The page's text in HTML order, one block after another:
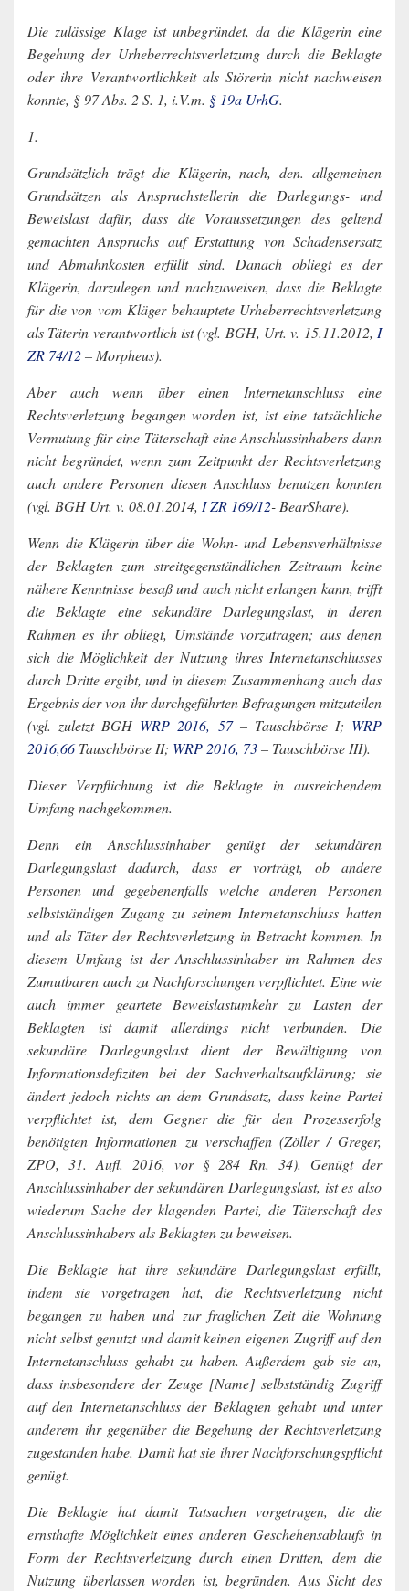
Die zulässige Klage ist unbegründet, da die Klägerin eine
Begehung der Urheberrechtsverletzung durch die Beklagte
oder ihre Verantwortlichkeit als Störerin nicht nachweisen
konnte, § 97 Abs. 2 S. 1, i.V.m. § 19a UrhG.
1.
Grundsätzlich trägt die Klägerin, nach, den. allgemeinen
Grundsätzen als Anspruchstellerin die Darlegungs- und
Beweislast dafür, dass die Voraussetzungen des geltend
gemachten Anspruchs auf Erstattung von Schadensersatz
und Abmahnkosten erfüllt sind. Danach obliegt es der
Klägerin, darzulegen und nachzuweisen, dass die Beklagte
für die von vom Kläger behauptete Urheberrechtsverletzung
als Täterin verantwortlich ist (vgl. BGH, Urt. v. 15.11.2012, I
ZR 74/12– Morpheus).
Aber auch wenn über einen Internetanschluss eine
Rechtsverletzung begangen worden ist, ist eine tatsächliche
Vermutung für eine Täterschaft eine Anschlussinhabers dann
nicht begründet, wenn zum Zeitpunkt der Rechtsverletzung
auch andere Personen diesen Anschluss benutzen konnten
(vgl. BGH Urt. v. 08.01.2014, I ZR 169/12- BearShare).
Wenn die Klägerin über die Wohn- und Lebensverhältnisse
der Beklagten zum streitgegenständlichen Zeitraum keine
nähere Kenntnisse besaß und auch nicht erlangen kann, trifft
die Beklagte eine sekundäre Darlegungslast, in deren
Rahmen es ihr obliegt, Umstände vorzutragen; aus denen
sich die Möglichkeit der Nutzung ihres Internetanschlusses
durch Dritte ergibt, und in diesem Zusammenhang auch das
Ergebnis der von ihr durchgeführten Befragungen mitzuteilen
(vgl. zuletzt BGH WRP 2016, 57– Tauschbörse I; WRP
2016,66Tauschbörse II; WRP 2016, 73– Tauschbörse III).
Dieser Verpflichtung ist die Beklagte in ausreichendem
Umfang nachgekommen.
Denn ein Anschlussinhaber genügt der sekundären
Darlegungslast dadurch, dass er vorträgt, ob andere
Personen und gegebenenfalls welche anderen Personen
selbstständigen Zugang zu seinem Internetanschluss hatten
und als Täter der Rechtsverletzung in Betracht kommen. In
diesem Umfang ist der Anschlussinhaber im Rahmen des
Zumutbaren auch zu Nachforschungen verpflichtet. Eine wie
auch immer geartete Beweislastumkehr zu Lasten der
Beklagten ist damit allerdings nicht verbunden. Die
sekundäre Darlegungslast dient der Bewältigung von
Informationsdefiziten bei der Sachverhaltsaufklärung; sie
ändert jedoch nichts an dem Grundsatz, dass keine Partei
verpflichtet ist, dem Gegner die für den Prozesserfolg
benötigten Informationen zu verschaffen (Zöller / Greger,
ZPO, 31. Aufl. 2016, vor § 284 Rn. 34). Genügt der
Anschlussinhaber der sekundären Darlegungslast, ist es also
wiederum Sache der klagenden Partei, die Täterschaft des
Anschlussinhabers als Beklagten zu beweisen.
Die Beklagte hat ihre sekundäre Darlegungslast erfüllt,
indem sie vorgetragen hat, die Rechtsverletzung nicht
begangen zu haben und zur fraglichen Zeit die Wohnung
nicht selbst genutzt und damit keinen eigenen Zugriff auf den
Internetanschluss gehabt zu haben. Außerdem gab sie an,
dass insbesondere der Zeuge [Name] selbstständig Zugriff
auf den Internetanschluss der Beklagten gehabt und unter
anderem ihr gegenüber die Begehung der Rechtsverletzung
zugestanden habe. Damit hat sie ihrer Nachforschungspflicht
genügt.
Die Beklagte hat damit Tatsachen vorgetragen, die die
ernsthafte Möglichkeit eines anderen Geschehensablaufs in
Form der Rechtsverletzung durch einen Dritten, dem die
Nutzung überlassen worden ist, begründen. Aus Sicht des